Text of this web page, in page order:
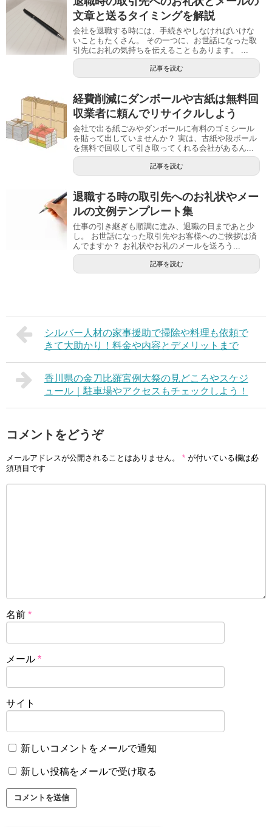
文章と送るタイミングを解説
会社を退職する時には、手続きやしなければいけな
いこともたくさん。 その一つに、お世話になった取
引先にお礼の気持ちを伝えることもあります。 ...
記事を読む
経費削減にダンボールや古紙は無料回
収業者に頼んでリサイクルしよう
会社で出る紙ごみやダンボールに有料のゴミシール
を貼って出していませんか？ 実は、古紙や段ボール
を無料で回収して引き取ってくれる会社があるん...
記事を読む
退職する時の取引先へのお礼状やメー
ルの文例テンプレート集
仕事の引き継ぎも順調に進み、退職の日まであと少
し。 お世話になった取引先やお客様へのご挨拶は済
んでますか？ お礼状やお礼のメールを送ろう...
記事を読む
シルバー人材の家事援助で掃除や料理も依頼で
きて大助かり！料金や内容とデメリットまで
香川県の金刀比羅宮例大祭の見どころやスケジ
ュール｜駐車場やアクセスもチェックしよう！
コメントをどうぞ
メールアドレスが公開されることはありません。 * が付いている欄は必
須項目です
名前 *
メール *
サイト
新しいコメントをメールで通知
新しい投稿をメールで受け取る